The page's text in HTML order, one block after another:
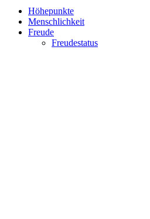
Höhepunkte
Menschlichkeit
Freude
Freudestatus